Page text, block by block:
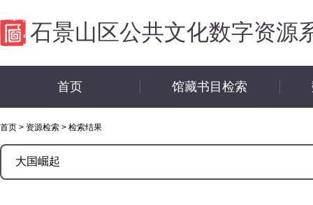
石景山区公共文化数字资源
首页 馆藏书目检索
首页 > 资源检索 > 检索结果